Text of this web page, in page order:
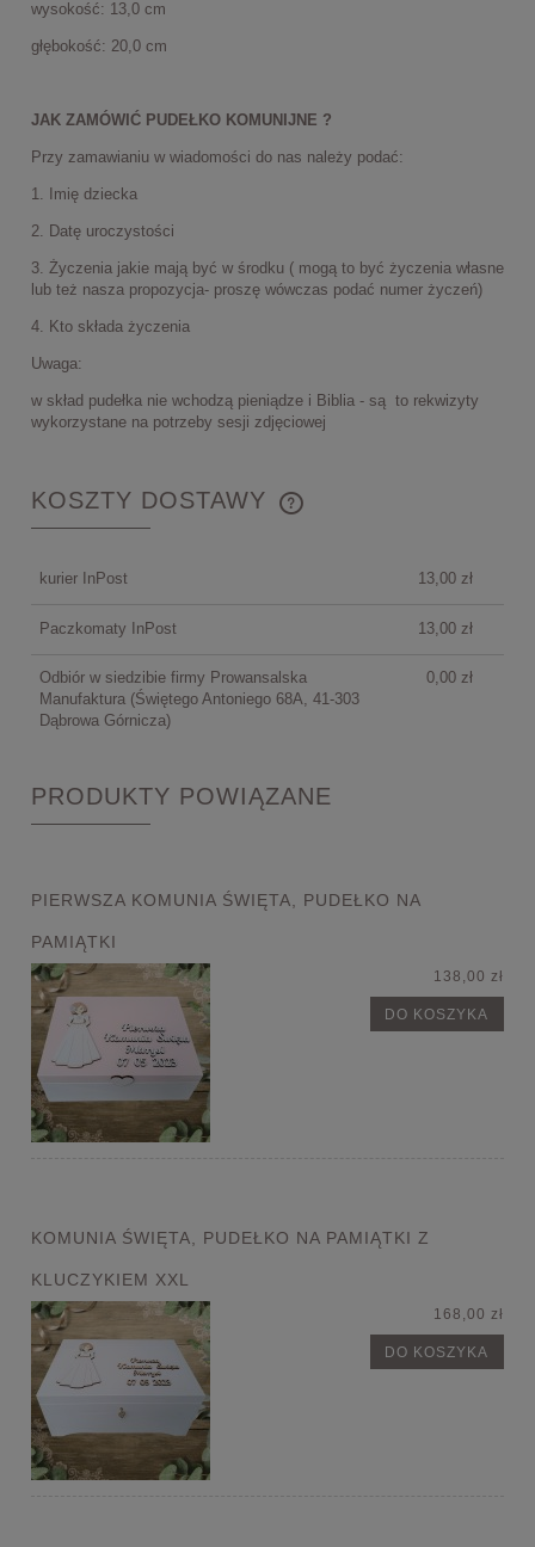
wysokość: 13,0 cm
głębokość: 20,0 cm
JAK ZAMÓWIĆ PUDEŁKO KOMUNIJNE ?
Przy zamawianiu w wiadomości do nas należy podać:
1. Imię dziecka
2. Datę uroczystości
3. Życzenia jakie mają być w środku ( mogą to być życzenia własne
lub też nasza propozycja- proszę wówczas podać numer życzeń)
4. Kto składa życzenia
Uwaga:
w skład pudełka nie wchodzą pieniądze i Biblia - są to rekwizyty
wykorzystane na potrzeby sesji zdjęciowej
KOSZTY DOSTAWY
CENA NIE ZAWIERA EWENTUALNYCH KOSZTÓW
kurier InPost 13,00 zł
Paczkomaty InPost 13,00 zł
Odbiór w siedzibie firmy Prowansalska
Manufaktura(Świętego Antoniego 68A, 41-303
Dąbrowa Górnicza)
0,00 zł
PRODUKTY POWIĄZANE
PIERWSZA KOMUNIA ŚWIĘTA, PUDEŁKO NA
PAMIĄTKI
138,00 zł
DO KOSZYKA
KOMUNIA ŚWIĘTA, PUDEŁKO NA PAMIĄTKI Z
KLUCZYKIEM XXL
168,00 zł
DO KOSZYKA